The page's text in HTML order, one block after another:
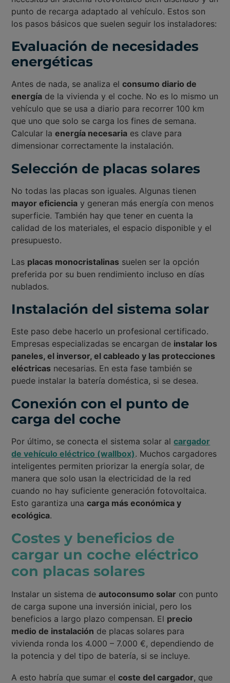
punto de recarga adaptado al vehículo. Estos son
los pasos básicos que suelen seguir los instaladores:
Evaluación de necesidades
energéticas
Antes de nada, se analiza elconsumo diario de
energía de la vivienda y el coche. No es lo mismo un
vehículo que se usa a diario para recorrer 100 km
que uno que solo se carga los fines de semana.
Calcular laenergía necesaria es clave para
dimensionar correctamente la instalación.
Selección de placas solares
No todas las placas son iguales. Algunas tienen
mayor eficiencia y generan más energía con menos
superficie. También hay que tener en cuenta la
calidad de los materiales, el espacio disponible y el
presupuesto.
Las placas monocristalinas suelen ser la opción
preferida por su buen rendimiento incluso en días
nublados.
Instalación del sistema solar
Este paso debe hacerlo un profesional certificado.
Empresas especializadas se encargan de instalar los
paneles, el inversor, el cableado y las protecciones
eléctricas necesarias. En esta fase también se
puede instalar la batería doméstica, si se desea.
Conexión con el punto de
carga del coche
Por último, se conecta el sistema solar alcargador
de vehículo eléctrico (wallbox). Muchos cargadores
inteligentes permiten priorizar la energía solar, de
manera que solo usan la electricidad de la red
cuando no hay suficiente generación fotovoltaica.
Esto garantiza unacarga más económica y
ecológica.
Costes y beneficios de
cargar un coche eléctrico
con placas solares
Instalar un sistema deautoconsumo solar con punto
de carga supone una inversión inicial, pero los
beneficios a largo plazo compensan. El precio
medio de instalación de placas solares para
vivienda ronda los 4.000 – 7.000 €, dependiendo de
la potencia y del tipo de batería, si se incluye.
A esto habría que sumar elcoste del cargador, que